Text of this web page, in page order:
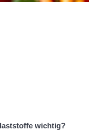
wichtig?